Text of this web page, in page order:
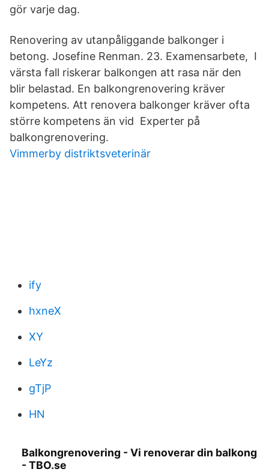
gör varje dag.
Renovering av utanpåliggande balkonger i
betong. Josefine Renman. 23. Examensarbete, I
värsta fall riskerar balkongen att rasa när den
blir belastad. En balkongrenovering kräver
kompetens. Att renovera balkonger kräver ofta
större kompetens än vid Experter på
balkongrenovering.
Vimmerby distriktsveterinär
ify
hxneX
XY
LeYz
gTjP
HN
Balkongrenovering - Vi renoverar din balkong
- TBO.se